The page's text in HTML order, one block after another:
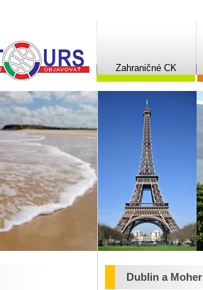
Zahraničné CK
Dublin a